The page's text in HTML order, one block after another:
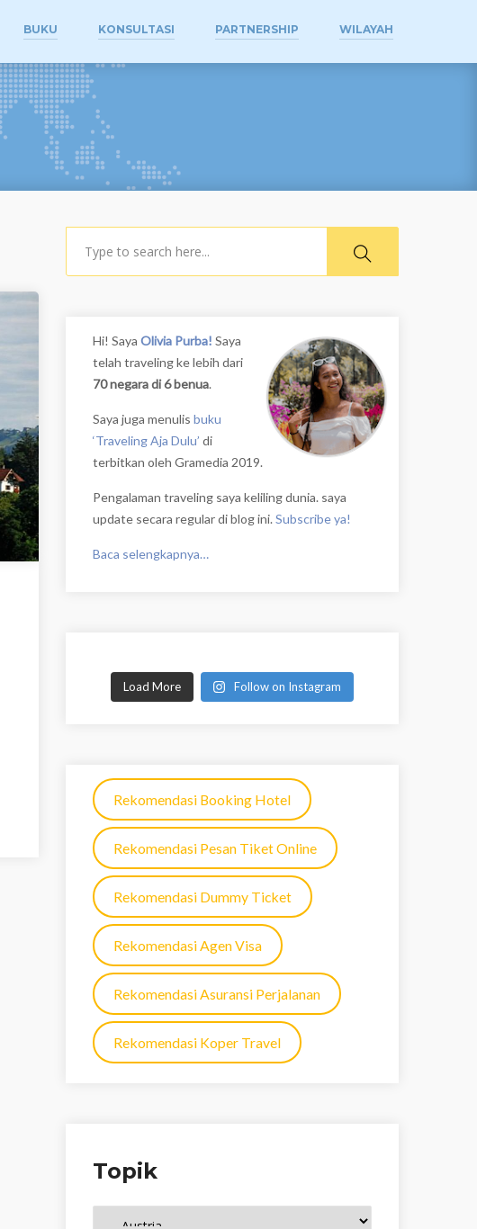
BUKU KONSULTASI PARTNERSHIP WILAYAH
Hi! Saya Olivia Purba! Saya
telah traveling ke lebih dari
70 negara di 6 benua.
Saya juga menulis buku
‘Traveling Aja Dulu’ di
terbitkan oleh Gramedia 2019.
Pengalaman traveling saya keliling dunia. saya
update secara regular di blog ini. Subscribe ya!
Baca selengkapnya…
Load More Follow on Instagram
Rekomendasi Booking Hotel
Rekomendasi Pesan Tiket Online
Rekomendasi Dummy Ticket
Rekomendasi Agen Visa
Rekomendasi Asuransi Perjalanan
Rekomendasi Koper Travel
Topik